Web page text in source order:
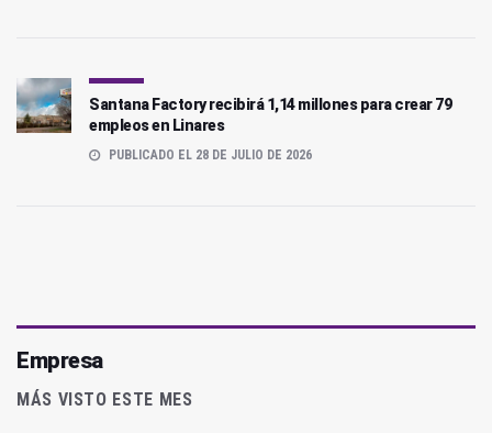
Santana Factory recibirá 1,14 millones para crear 79
empleos en Linares
PUBLICADO EL 28 DE JULIO DE 2026
Empresa
MÁS VISTO ESTE MES